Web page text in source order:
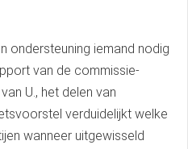
ondersteuning iemand nodig
van de commissie-
U., het delen van
verduidelijkt welke
wanneer uitgewisseld